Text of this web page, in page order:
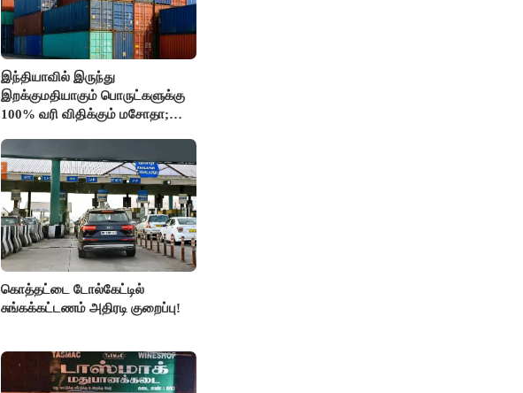
இந்தியாவில் இருந்து
இறக்குமதியாகும் பொருட்களுக்கு
100% வரி விதிக்கும் மசோதா;
கொத்தட்டை டோல்கேட்டில்
சுங்கக்கட்டணம் அதிரடி குறைப்பு!